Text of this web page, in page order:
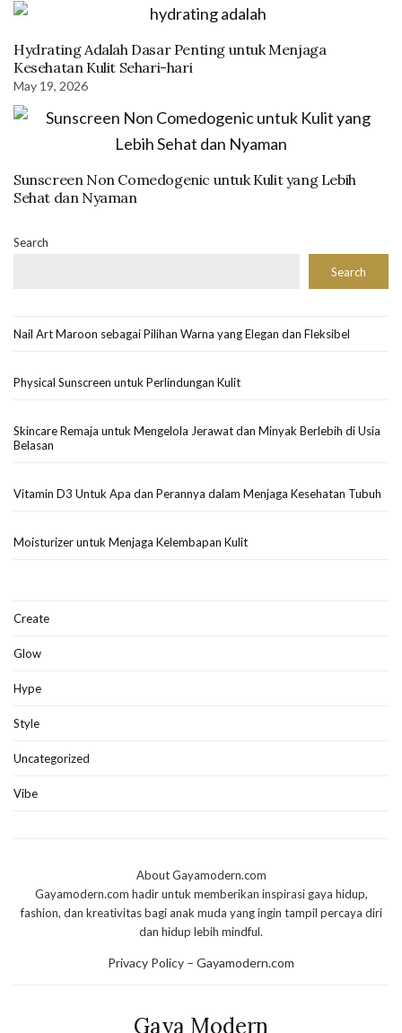
Hydrating Adalah Dasar Penting untuk Menjaga
Kesehatan Kulit Sehari-hari
May 19, 2026
Sunscreen Non Comedogenic untuk Kulit yang Lebih
Sehat dan Nyaman
Search
Search
Nail Art Maroon sebagai Pilihan Warna yang Elegan dan Fleksibel
Physical Sunscreen untuk Perlindungan Kulit
Skincare Remaja untuk Mengelola Jerawat dan Minyak Berlebih di Usia
Belasan
Vitamin D3 Untuk Apa dan Perannya dalam Menjaga Kesehatan Tubuh
Moisturizer untuk Menjaga Kelembapan Kulit
Create
Glow
Hype
Style
Uncategorized
Vibe
About Gayamodern.com
Gayamodern.com hadir untuk memberikan inspirasi gaya hidup,
fashion, dan kreativitas bagi anak muda yang ingin tampil percaya diri
dan hidup lebih mindful.
Privacy Policy – Gayamodern.com
Gaya Modern